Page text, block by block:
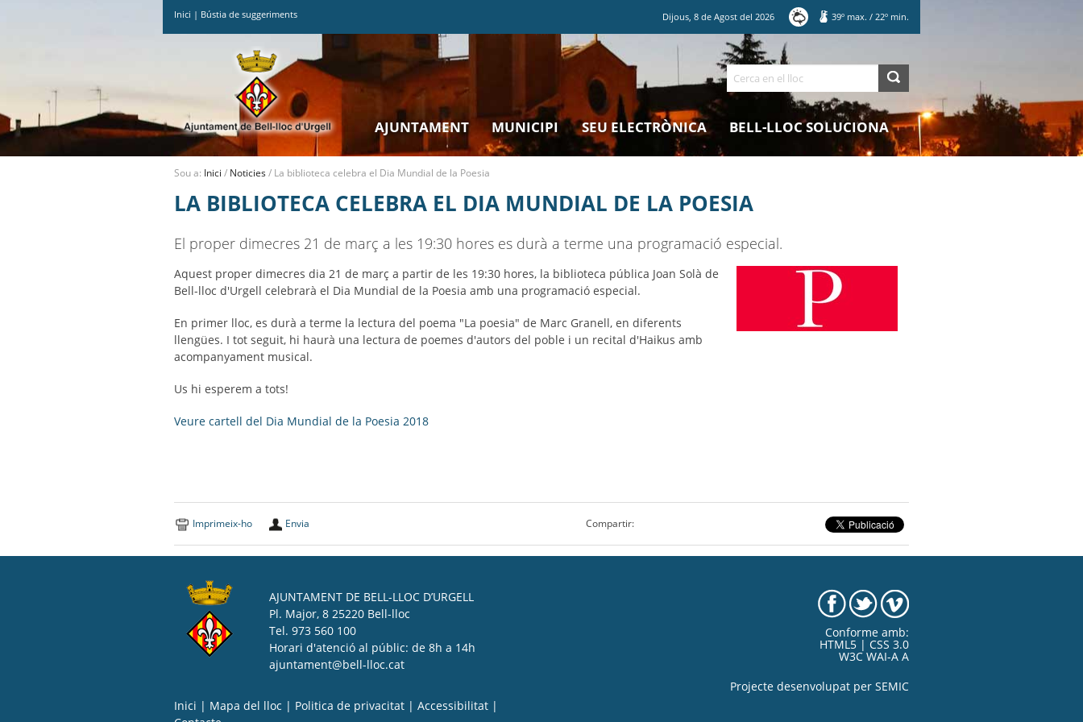
Inici | Bústia de suggeriments Dijous,8 deAgost del2026 39º max. / 22º min.
Cerca
AJUNTAMENT MUNICIPI SEU ELECTRÒNICA BELL-LLOC SOLUCIONA
Sou a: Inici / Noticies/ La biblioteca celebra el Dia Mundial de la Poesia
LA BIBLIOTECA CELEBRA EL DIA MUNDIAL DE LA POESIA
El proper dimecres 21 de març a les 19:30 hores es durà a terme una programació especial.
Aquest proper dimecres dia 21 de març a partir de les 19:30 hores, la biblioteca pública Joan Solà de
Bell-lloc d'Urgell celebrarà el Dia Mundial de la Poesia amb una programació especial.
En primer lloc, es durà a terme la lectura del poema "La poesia" de Marc Granell, en diferents
llengües. I tot seguit, hi haurà una lectura de poemes d'autors del poble i un recital d'Haikus amb
acompanyament musical.
Us hi esperem a tots!
Veure cartell del Dia Mundial de la Poesia 2018
Imprimeix-ho Envia Compartir:
AJUNTAMENT DE BELL-LLOC D’URGELL
Pl. Major, 8 25220 Bell-lloc
Tel. 973 560 100
Horari d'atenció al públic: de 8h a 14h
ajuntament@bell-lloc.cat
Inici | Mapa del lloc | Politica de privacitat | Accessibilitat |
Conforme amb:
HTML5 | CSS 3.0
W3C WAI-A A
Projecte desenvolupat per SEMIC